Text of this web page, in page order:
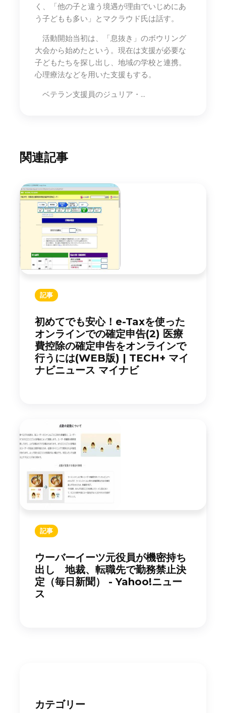
く、「他の子と違う境遇が理由でいじめにあ
う子どもも多い」とマクラウド氏は話す。
活動開始当初は、「息抜き」のボウリング
大会から始めたという。現在は支援が必要な
子どもたちを探し出し、地域の学校と連携。
心理療法などを用いた支援もする。
ベテラン支援員のジュリア・…
関連記事
記事
初めてでも安心！e-Taxを使った
オンラインでの確定申告(2) 医療
費控除の確定申告をオンラインで
行うには(WEB版) | TECH+ マイ
ナビニュース マイナビ
記事
ウーバーイーツ元役員が機密持ち
出し 地裁、転職先で勤務禁止決
定（毎日新聞） - Yahoo!ニュー
ス
カテゴリー